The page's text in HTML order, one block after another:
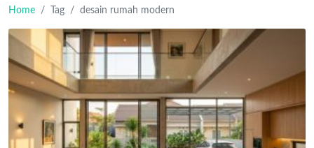
Home Tag desain rumah modern